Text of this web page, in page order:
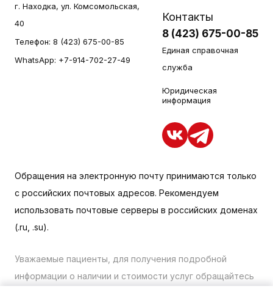
г. Находка, ул. Комсомольская,
40
Телефон: 8 (423) 675-00-85
WhatsApp: +7-914-702-27-49
Контакты
8 (423) 675-00-85
Единая справочная
служба
Юридическая
информация
Обращения на электронную почту принимаются только
с российских почтовых адресов. Рекомендуем
использовать почтовые серверы в российских доменах
(.ru, .su).
Уважаемые пациенты, для получения подробной
информации о наличии и стоимости услуг обращайтесь